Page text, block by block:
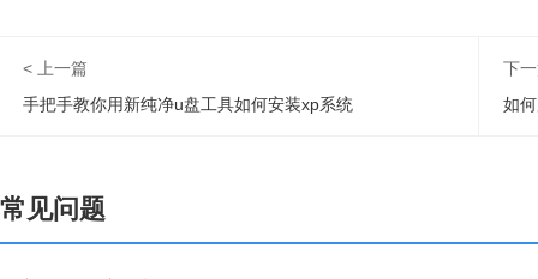
< 上一篇
手把手教你用新纯净u盘工具如何安装xp系统
下
常见问题